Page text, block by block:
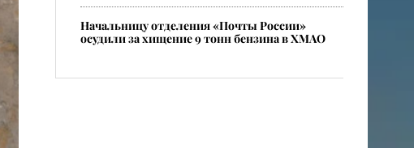
​Начальницу отделения «Почты России»
осудили за хищение 9 тонн бензина в ХМАО